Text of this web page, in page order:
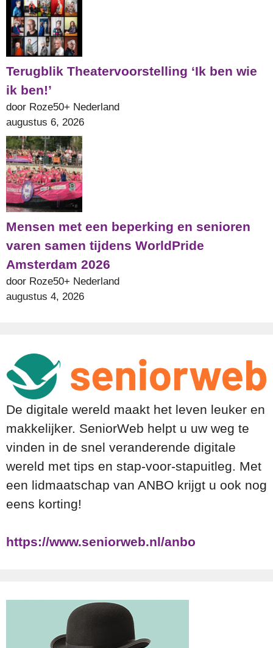
Terugblik Theatervoorstelling ‘Ik ben wie
ik ben!’
door Roze50+ Nederland
augustus 6, 2026
Mensen met een beperking en senioren
varen samen tijdens WorldPride
Amsterdam 2026
door Roze50+ Nederland
augustus 4, 2026
De digitale wereld maakt het leven leuker en
makkelijker. SeniorWeb helpt u uw weg te
vinden in de snel veranderende digitale
wereld met tips en stap-voor-stapuitleg. Met
een lidmaatschap van ANBO krijgt u ook nog
eens korting!
https://www.seniorweb.nl/anbo